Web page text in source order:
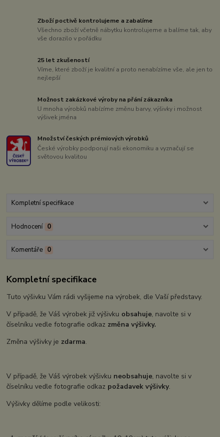
Zboží poctivě kontrolujeme a zabalíme
Všechno zboží včetně nábytku kontrolujeme a balíme tak, aby
vše dorazilo v pořádku
25 let zkušeností
Víme, které zboží je kvalitní a proto nenabízíme vše, ale jen to
nejlepší
Možnost zakázkové výroby na přání zákazníka
U mnoha výrobků nabízíme změnu barvy, výšivky i možnost
výšivek jména
Množství českých prémiových výrobků
České výrobky podporují naši ekonomiku a vyznačují se
světovou kvalitou
Kompletní specifikace
Hodnocení 0
Komentáře 0
Kompletní specifikace
Tuto výšivku Vám rádi vyšijeme na výrobek, dle Vaší představy.
V případě, že Váš výrobek již výšivku obsahuje, navolte si v
číselníku vedle fotografie odkaz změna výšivky.
Změna výšivky je zdarma.
V případě, že Váš výrobek výšivku neobsahuje, navolte si v
číselníku vedle fotografie odkaz požadavek výšivky.
Výšivky dělíme podle velikosti: